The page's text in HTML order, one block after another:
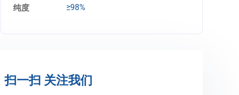
纯度 ≥98%
扫一扫 关注我们